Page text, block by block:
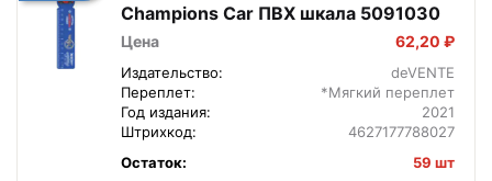
Champions Car ПВХ шкала 5091030
Цена 62,20 ₽
Издательство:
deVENTE
Переплет:
*Мягкий переплет
Год издания:
2021
Штрихкод:
4627177788027
Остаток:
59 шт